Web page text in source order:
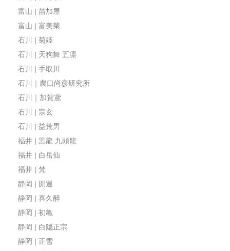
富山 | 苗加屋
富山 | 富美菊
石川 | 菊姫
石川 | 天狗舞 五凛
石川 | 手取川
石川｜農口尚彦研究所
石川｜加賀鳶
石川 | 宗玄
石川 | 益荒男
福井 | 黒龍 九頭龍
福井 | 白岳仙
福井 | 梵
静岡 | 開運
静岡 | 喜久醉
静岡 | 初亀
静岡 | 白隠正宗
静岡 | 正雪